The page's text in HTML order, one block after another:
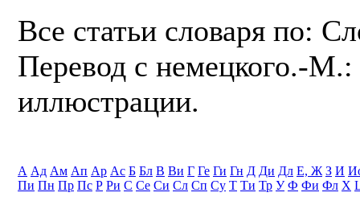
Все статьи словаря по:
Перевод с немецкого.-
иллюстрации.
А Ад Ам Ап Ар Ас Б Бл В Ви Г Ге Ги Гн Д Ди Дл Е, Ж З И
Пи Пн Пр Пс Р Ри С Се Си Сл Сп Су Т Ти Тр У Ф Фи Фл Х